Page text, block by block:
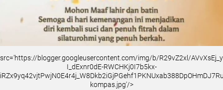
src='https://blogger.googleusercontent.com/img/b/R29vZ2xl/
I_dExnr0dE-RWCHKj0I7b5kx-
kompas.jpg'/>